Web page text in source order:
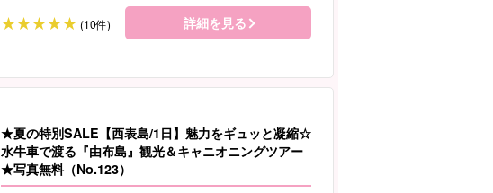
(10件) 詳細を見る
★夏の特別SALE【西表島/1日】魅力をギュッと凝縮☆
水牛車で渡る『由布島』観光＆キャニオニングツアー
★写真無料（No.123）